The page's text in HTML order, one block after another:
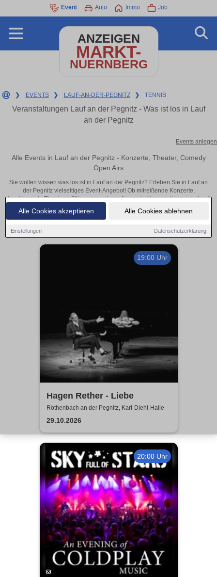
Alle Cookies akzeptieren Alle Cookies ablehnen
Einstellungen Datenschutzerklärung
Event Auto Immo Job
ANZEIGEN
MARKT-
NUERNBERG
❯ EVENTS ❯ LAUF-AN-DER-PEGNITZ ❯ TENNIS
Veranstaltungen Lauf an der Pegnitz - Was ist los in Lauf
an der Pegnitz
Events anlegen
Alle Events in Lauf an der Pegnitz - Konzerte, Theater, Comedy
Open Airs
Sie wollen wissen was los ist in Lauf an der Pegnitz? Erleben Sie in Lauf an
der Pegnitz vielseitiges Event-Angebot! Ob mitreißende Konzerte,
inspirierende Theateraufführungen oder aufregende Veranstaltungen in Lauf
an der Pegnitz – hier finden alles im Überblick und Tickets.
19:00 Uhr
Hagen Rether - Liebe
Röthenbach an der Pegnitz, Karl-Diehl-Halle
29.10.2026
20:00 Uhr